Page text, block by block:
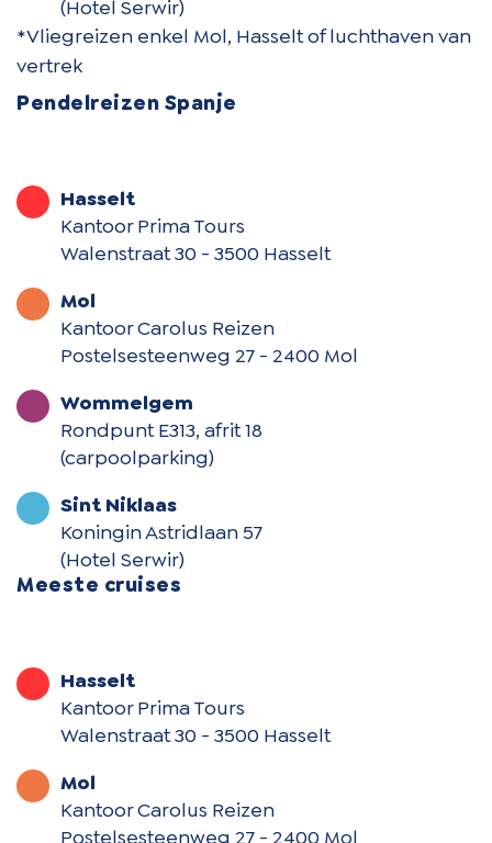
(Hotel Serwir)
*Vliegreizen enkel Mol, Hasselt of luchthaven van
vertrek
Pendelreizen Spanje
Hasselt
Kantoor Prima Tours
Walenstraat 30 - 3500 Hasselt
Mol
Kantoor Carolus Reizen
Postelsesteenweg 27 - 2400 Mol
Wommelgem
Rondpunt E313, afrit 18
(carpoolparking)
Sint Niklaas
Koningin Astridlaan 57
(Hotel Serwir)
Meeste cruises
Hasselt
Kantoor Prima Tours
Walenstraat 30 - 3500 Hasselt
Mol
Kantoor Carolus Reizen
Postelsesteenweg 27 - 2400 Mol